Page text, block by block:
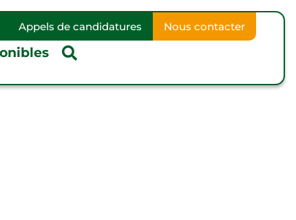
Nous contacter
Appels de candidatures